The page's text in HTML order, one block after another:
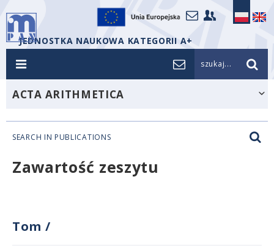
JEDNOSTKA NAUKOWA KATEGORII A+
szukaj...
ACTA ARITHMETICA
SEARCH IN PUBLICATIONS
Zawartość zeszytu
Tom /